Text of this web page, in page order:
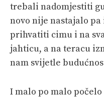
trebali nadomjestiti
novo nije nastajalo
prihvatiti cimu i na
jahticu, a na teracu
nam svijetle
I malo po malo